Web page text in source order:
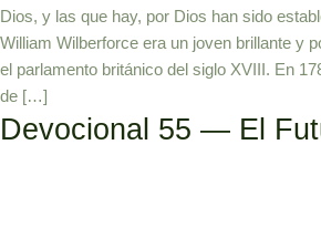
Dios, y las que hay, por Dios han sido
William Wilberforce era un joven brillante y
el parlamento británico del siglo XVIII. En
de […]
Devocional 55 — El